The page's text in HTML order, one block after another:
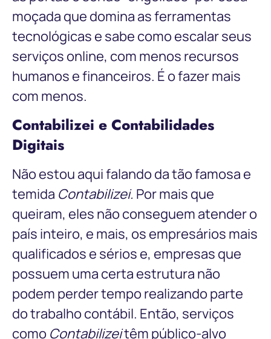
moçada que domina as ferramentas
tecnológicas e sabe como escalar seus
serviços online, com menos recursos
humanos e financeiros. É o fazer mais
com menos.
Contabilizei e Contabilidades
Digitais
Não estou aqui falando da tão famosa e
temida Contabilizei. Por mais que
queiram, eles não conseguem atender o
país inteiro, e mais, os empresários mais
qualificados e sérios e, empresas que
possuem uma certa estrutura não
podem perder tempo realizando parte
do trabalho contábil. Então, serviços
como Contabilizeitêm público-alvo